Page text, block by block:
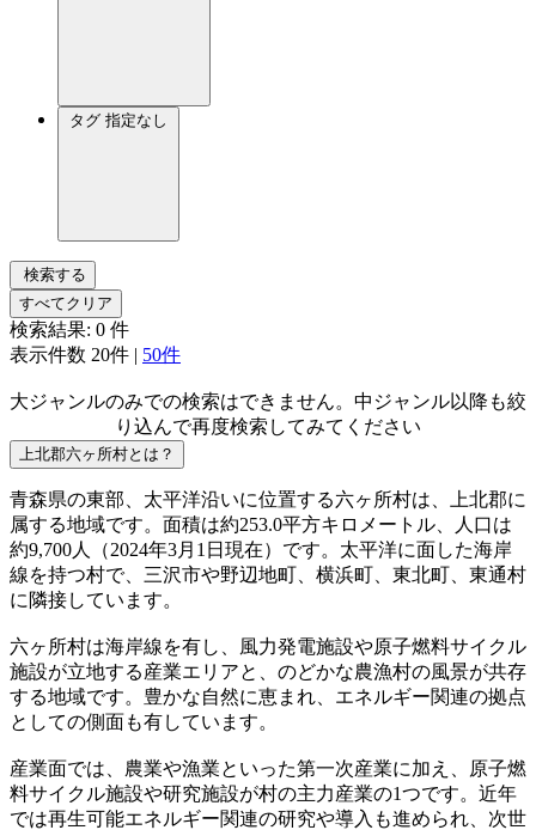
タグ 指定なし
検索する
すべてクリア
検索結果: 0 件
表示件数 20件 | 50件
大ジャンルのみでの検索はできません。中ジャンル以降も絞
り込んで再度検索してみてください
上北郡六ヶ所村とは？
青森県の東部、太平洋沿いに位置する六ヶ所村は、上北郡に
属する地域です。面積は約253.0平方キロメートル、人口は
約9,700人（2024年3月1日現在）です。太平洋に面した海岸
線を持つ村で、三沢市や野辺地町、横浜町、東北町、東通村
に隣接しています。
六ヶ所村は海岸線を有し、風力発電施設や原子燃料サイクル
施設が立地する産業エリアと、のどかな農漁村の風景が共存
する地域です。豊かな自然に恵まれ、エネルギー関連の拠点
としての側面も有しています。
産業面では、農業や漁業といった第一次産業に加え、原子燃
料サイクル施設や研究施設が村の主力産業の1つです。近年
では再生可能エネルギー関連の研究や導入も進められ、次世